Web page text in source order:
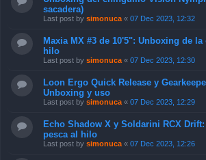
sacadera)
Last post by simonuca « 07 Dec 2023, 12:32
Maxia MX #3 de 10'5": Unboxing de la
hilo
Last post by simonuca « 07 Dec 2023, 12:30
Loon Ergo Quick Release y
Unboxing y uso
Last post by simonuca « 07 Dec 2023, 12:29
Echo Shadow X y Soldarini RCX
pesca al hilo
Last post by simonuca « 07 Dec 2023, 12:26